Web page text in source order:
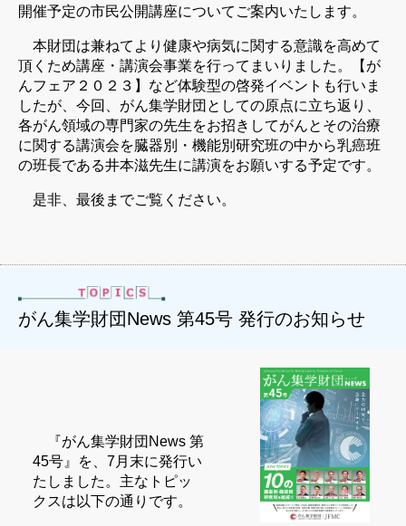
開催予定の市民公開講座についてご案内いたします。
本財団は兼ねてより健康や病気に関する意識を高めて
頂くため講座・講演会事業を行ってまいりました。【が
んフェア２０２３】など体験型の啓発イベントも行いま
したが、今回、がん集学財団としての原点に立ち返り、
各がん領域の専門家の先生をお招きしてがんとその治療
に関する講演会を臓器別・機能別研究班の中から乳癌班
の班長である井本滋先生に講演をお願いする予定です。
是非、最後までご覧ください。
がん集学財団News 第45号 発行のお知らせ
『がん集学財団News 第
45号』を、7月末に発行い
たしました。主なトピッ
クスは以下の通りです。